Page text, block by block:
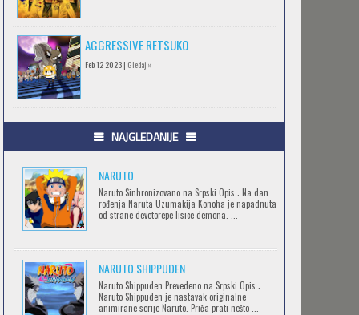
AGGRESSIVE RETSUKO
Feb 12 2023 | Gledaj »
.HACK//GIFT
Feb 12 2023 |Gledaj »
.HACK//LIMINALITY
SOVA I EKIPA
Feb 12 2023 |Gledaj »
NAJGLEDANIJE
NARUTO
Naruto Sinhronizovano na Srpski Opis : Na dan
rođenja Naruta Uzumakija Konoha je napadnuta
od strane devetorepe lisice demona. ...
NARUTO SHIPPUDEN
Naruto Shippuden Prevedeno na Srpski Opis :
Naruto Shippuden je nastavak originalne
animirane serije Naruto. Priča prati nešto ...